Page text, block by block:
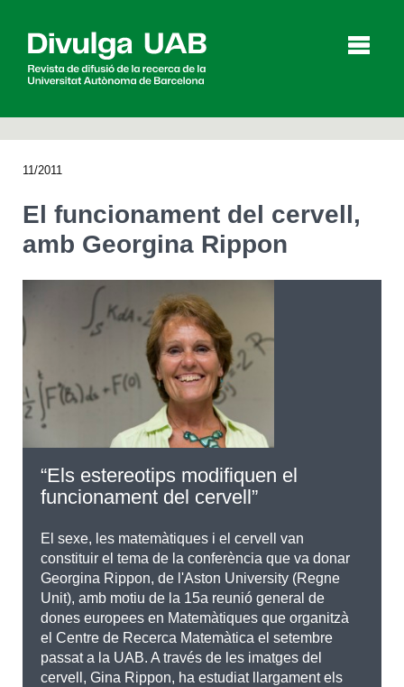
Español
CERCAR
11/2011
El funcionament del cervell,
amb Georgina Rippon
“Els estereotips modifiquen el
funcionament del cervell”
El sexe, les matemàtiques i el cervell van
constituir el tema de la conferència que va donar
Georgina Rippon, de l'Aston University (Regne
Unit), amb motiu de la 15a reunió general de
dones europees en Matemàtiques que organitzà
el Centre de Recerca Matemàtica el setembre
passat a la UAB. A través de les imatges del
cervell, Gina Rippon, ha estudiat llargament els